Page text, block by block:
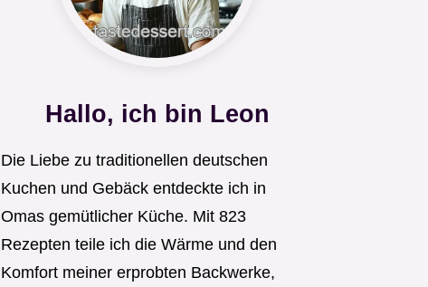
Hallo, ich bin Leon
Die Liebe zu traditionellen deutschen
Kuchen und Gebäck entdeckte ich in
Omas gemütlicher Küche. Mit 823
Rezepten teile ich die Wärme und den
Komfort meiner erprobten Backwerke,